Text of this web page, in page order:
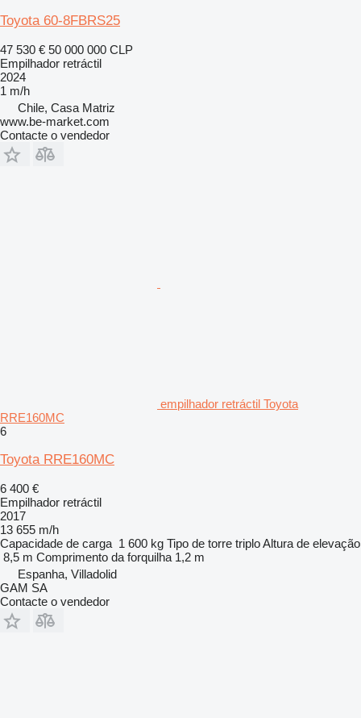
Toyota 60-8FBRS25
47 530 € 50 000 000 CLP
Empilhador retráctil
2024
1 m/h
Chile, Casa Matriz
www.be-market.com
Contacte o vendedor
empilhador retráctil Toyota
RRE160MC
6
Toyota RRE160MC
6 400 €
Empilhador retráctil
2017
13 655 m/h
Capacidade de carga 1 600 kg Tipo de torre triploAltura de elevação
8,5 m Comprimento da forquilha 1,2 m
Espanha, Villadolid
GAM SA
Contacte o vendedor